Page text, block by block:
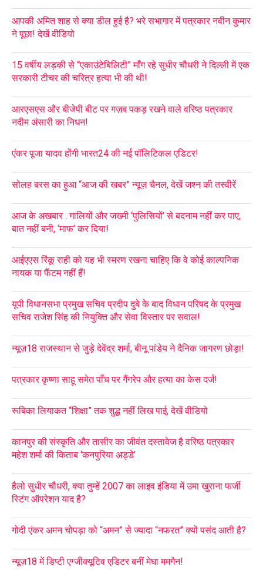
आपकी अमित शाह से क्या डील हुई है? भरे सभागार में पत्रकार नवीन कुमार
ने पूछा! देखें वीडियो
15 वर्षीय लड़की से “एकाउंटेबिलिटी” माँग रहे सुधीर चौधरी ने दिल्ली में एक
सरकारी टीचर की चरित्र हत्या भी की थी!
आरएसएस और बीजेपी बीट पर गज़ब पकड़ रखने वाले वरिष्ठ पत्रकार
नदीम अंसारी का निधन!
एंकर पूजा यादव होंगी भारत24 की नई पॉलिटिकल एडिटर!
सोलह बरस का हुआ “आज की खबर” न्यूज़ चैनल, देखें जश्न की तस्वीरें
आज के अखबार : गालियों और जख्मी ‘पुलिसियों’ से बदनाम नहीं कर पाए,
बात नहीं बनी, ‘माफ’ कर दिया!
आईएएस रिंकू राही को यह भी स्मरण रखना चाहिए कि वे कोई काल्पनिक
नायक या फैंटम नहीं हैं!
यूपी विधानसभा प्रमुख सचिव प्रदीप दुबे के बाद विधान परिषद के प्रमुख
सचिव राजेश सिंह की नियुक्ति और सेवा विस्तार पर सवाल!
न्यूज़18 राजस्थान से जुड़े देवेंद्र शर्मा, बीनू पांडेय ने दैनिक जागरण छोड़ा!
पत्रकार कृष्णा साहू समेत पाँच पर गैंगरेप और हत्या का केस दर्ज!
रूबिका लियाकत “शिक्षा” तक शुद्ध नहीं लिख पाई, देखें वीडियो
कानपुर की संस्कृति और तासीर का जीवंत दस्तावेज है वरिष्ठ पत्रकार
महेश शर्मा की किताब ‘कनपुरिया अड्डे’
हैलो सुधीर चौधरी, क्या तुम्हें 2007 का लाइव इंडिया में उमा खुराना फर्जी
स्टिंग ऑपरेशन याद है?
गोदी एंकर अमन चोपड़ा को “अमन” से ज्यादा “नफरत” क्यों पसंद आती है?
न्यूज़18 में डिप्टी एग्जीक्यूटिव एडिटर बनीं मेघा ममगैन!